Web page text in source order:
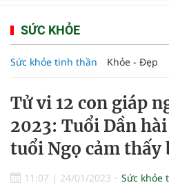
SỨC KHỎE
Sức khỏe tinh thần Khỏe - Đẹp
Tử vi 12 con giáp
2023: Tuổi Dần
tuổi Ngọ cảm thấy
11:07 | 24/01/2023 Sức khỏe